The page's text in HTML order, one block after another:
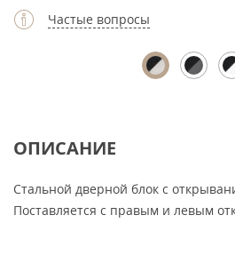
Частые вопросы
ОПИСАНИЕ
Стальной дверной блок с
Поставляется с правым и левым